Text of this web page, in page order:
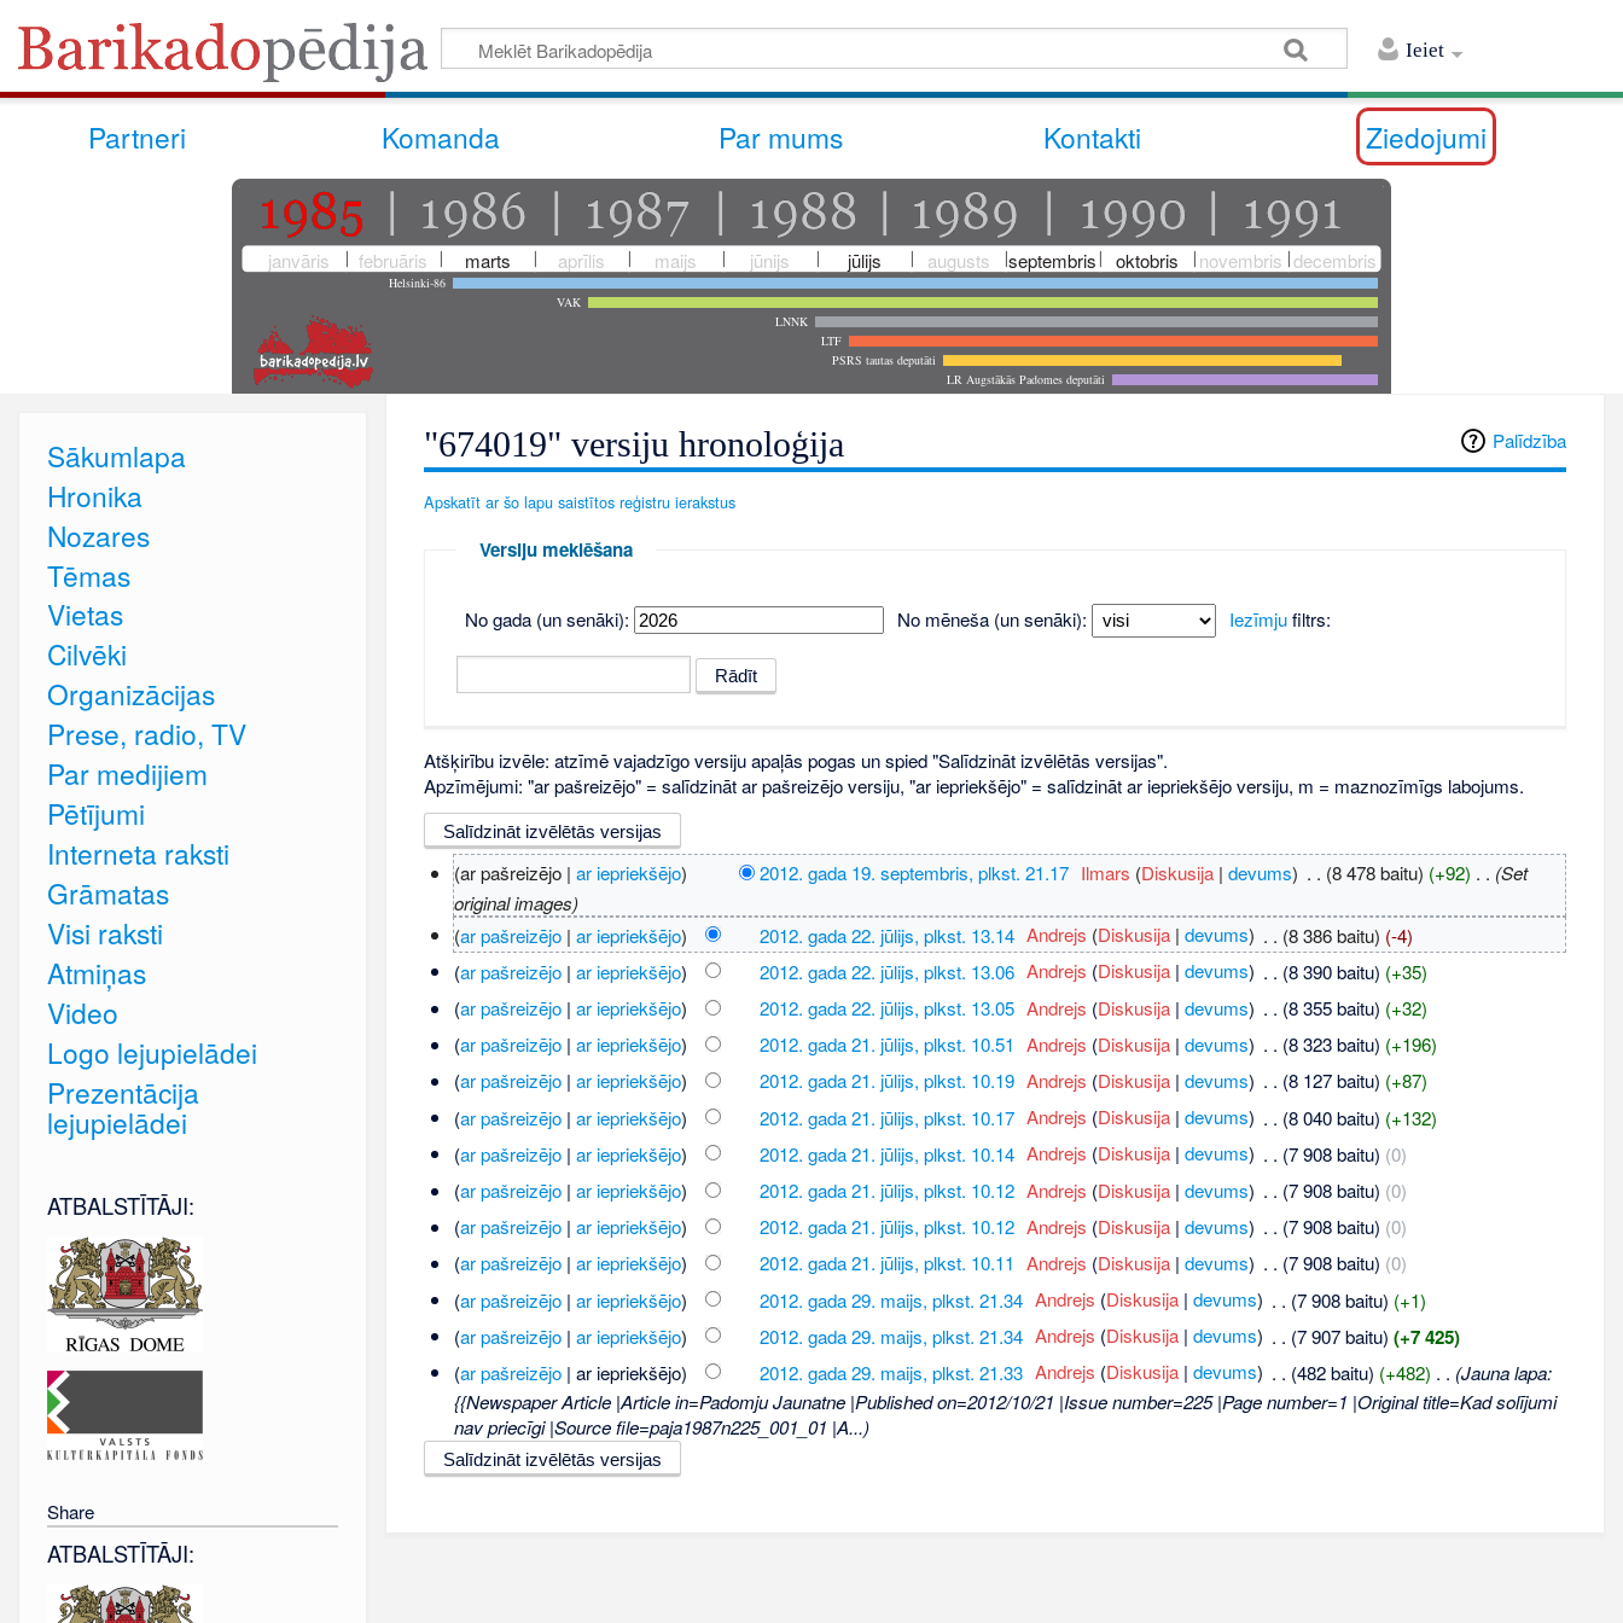
Ieiet
Partneri Komanda Par mums Kontakti Ziedojumi
janvāris februāris marts aprīlis maijs jūnijs jūlijs augusts septembris oktobris novembris decembris
Helsinki-86
VAK
LNNK
LTF
PSRS tautas deputāti
LR Augstākās Padomes deputāti
Palīdzība
"674019" versiju hronoloģija
Apskatīt ar šo lapu saistītos reģistru ierakstus
Versiju meklēšana
No gada (un senāki): No mēneša (un senāki): Iezīmjufiltrs:
Atšķirību izvēle: atzīmē vajadzīgo versiju apaļās pogas un spied "Salīdzināt izvēlētās versijas".
Apzīmējumi: "ar pašreizējo" = salīdzināt ar pašreizējo versiju, "ar iepriekšējo" = salīdzināt ar iepriekšējo versiju, m = maznozīmīgs labojums.
(ar pašreizējo | ar iepriekšējo) 2012. gada 19. septembris, plkst. 21.17 Ilmars (Diskusija |devums) . . (8 478 baitu) (+92) . . (Set
original images)
(ar pašreizējo| ar iepriekšējo) 2012. gada 22. jūlijs, plkst. 13.14 Andrejs (Diskusija |devums) . . (8 386 baitu) (-4)
(ar pašreizējo| ar iepriekšējo) 2012. gada 22. jūlijs, plkst. 13.06 Andrejs (Diskusija |devums) . . (8 390 baitu) (+35)
(ar pašreizējo| ar iepriekšējo) 2012. gada 22. jūlijs, plkst. 13.05 Andrejs (Diskusija |devums) . . (8 355 baitu) (+32)
(ar pašreizējo| ar iepriekšējo) 2012. gada 21. jūlijs, plkst. 10.51 Andrejs (Diskusija |devums) . . (8 323 baitu) (+196)
(ar pašreizējo| ar iepriekšējo) 2012. gada 21. jūlijs, plkst. 10.19 Andrejs (Diskusija |devums) . . (8 127 baitu) (+87)
(ar pašreizējo| ar iepriekšējo) 2012. gada 21. jūlijs, plkst. 10.17 Andrejs (Diskusija |devums) (8 040 baitu) (+132)
(ar pašreizējo| ar iepriekšējo) 2012. gada 21. jūlijs, plkst. 10.14 Andrejs (Diskusija |devums) . . (7 908 baitu) (0)
(ar pašreizējo| ar iepriekšējo) 2012. gada 21. jūlijs, plkst. 10.12 Andrejs (Diskusija |devums) . . (7 908 baitu) (0)
(ar pašreizējo| ar iepriekšējo) 2012. gada 21. jūlijs, plkst. 10.12 Andrejs (Diskusija |devums) . . (7 908 baitu) (0)
(ar pašreizējo| ar iepriekšējo) 2012. gada 21. jūlijs, plkst. 10.11 Andrejs (Diskusija |devums) . . (7 908 baitu) (0)
(ar pašreizējo| ar iepriekšējo) 2012. gada 29. maijs, plkst. 21.34 Andrejs (Diskusija |devums) (7 908 baitu) (+1)
(ar pašreizējo| ar iepriekšējo) 2012. gada 29. maijs, plkst. 21.34 Andrejs (Diskusija |devums) . . (7 907 baitu) (+7 425)
(ar pašreizējo| ar iepriekšējo) 2012. gada 29. maijs, plkst. 21.33 Andrejs (Diskusija |devums) . . (482 baitu) (+482) . . (Jauna lapa:
{{Newspaper Article |Article in=Padomju Jaunatne |Published on=2012/10/21 |Issue number=225 |Page number=1 |Original title=Kad solījumi
nav priecīgi |Source file=paja1987n225_001_01 |A...)
Sākumlapa
Hronika
Nozares
Tēmas
Vietas
Cilvēki
Organizācijas
Prese, radio, TV
Par medijiem
Pētījumi
Interneta raksti
Grāmatas
Visi raksti
Atmiņas
Video
Logo lejupielādei
Prezentācija
lejupielādei
ATBALSTĪTĀJI:
Share
ATBALSTĪTĀJI: